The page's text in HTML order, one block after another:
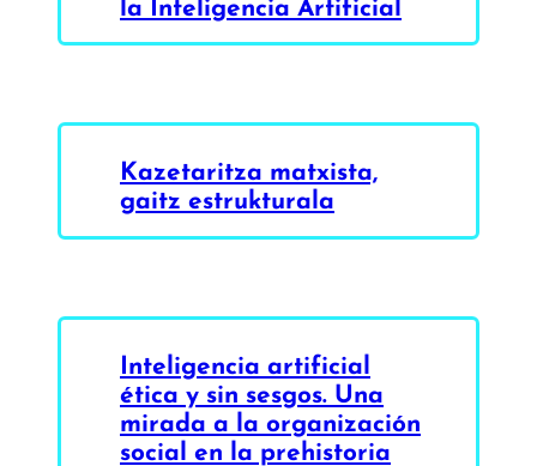
la Inteligencia Artificial
Kazetaritza matxista,
gaitz estrukturala
Inteligencia artificial
ética y sin sesgos. Una
mirada a la organización
social en la prehistoria